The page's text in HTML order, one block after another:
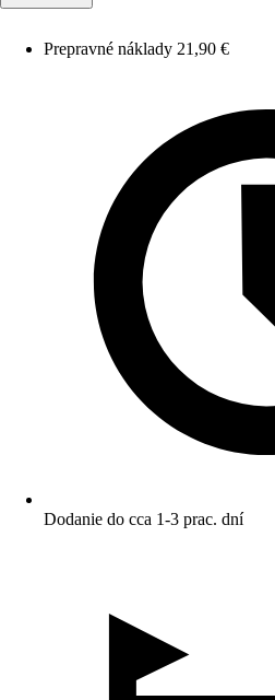
Prepravné náklady 21,90 €
Dodanie do cca 1-3 prac. dní